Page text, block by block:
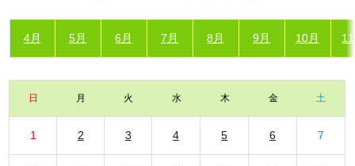
4月 5月 6月 7月 8月 9月 10月
日 月 火 水 木 金 土
1 2 3 4 5 6 7